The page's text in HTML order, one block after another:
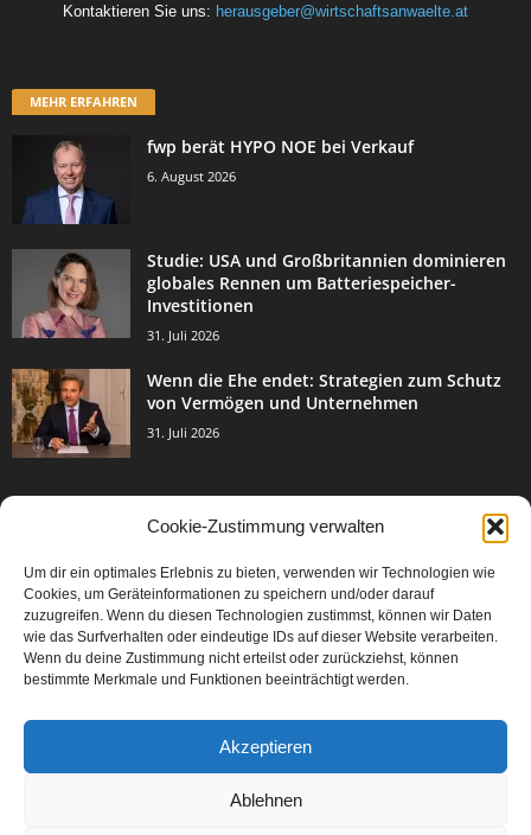
Cookie-Zustimmung verwalten
Um dir ein optimales Erlebnis zu bieten, verwenden wir Technologien wie
Cookies, um Geräteinformationen zu speichern und/oder darauf
zuzugreifen. Wenn du diesen Technologien zustimmst, können wir Daten
wie das Surfverhalten oder eindeutige IDs auf dieser Website verarbeiten.
Wenn du deine Zustimmung nicht erteilst oder zurückziehst, können
bestimmte Merkmale und Funktionen beeinträchtigt werden.
Akzeptieren
Ablehnen
Kontaktieren Sie uns: herausgeber@wirtschaftsanwaelte.at
MEHR ERFAHREN
fwp berät HYPO NOE bei Verkauf
6. August 2026
Studie: USA und Großbritannien dominieren
globales Rennen um Batteriespeicher-
Investitionen
31. Juli 2026
Wenn die Ehe endet: Strategien zum Schutz
von Vermögen und Unternehmen
31. Juli 2026
Events & Success 3003
Breaking News 2067
Aktuelles
Featured Article
Karriere 567